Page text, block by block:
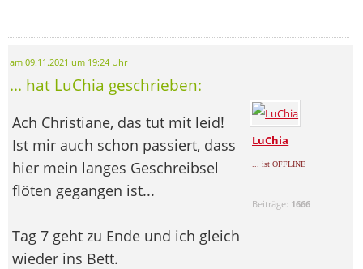
am 09.11.2021 um 19:24 Uhr
... hat LuChia geschrieben:
LuChia
... ist OFFLINE
Beiträge: 1666
Ach Christiane, das tut mit leid!
Ist mir auch schon passiert, dass
hier mein langes Geschreibsel
flöten gegangen ist...
Tag 7 geht zu Ende und ich gleich
wieder ins Bett.